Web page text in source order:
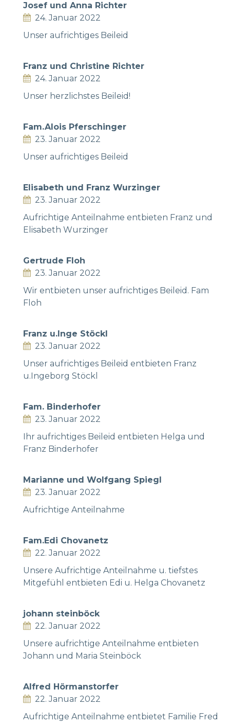
Josef und Anna Richter
24. Januar 2022
Unser aufrichtiges Beileid
Franz und Christine Richter
24. Januar 2022
Unser herzlichstes Beileid!
Fam.Alois Pferschinger
23. Januar 2022
Unser aufrichtiges Beileid
Elisabeth und Franz Wurzinger
23. Januar 2022
Aufrichtige Anteilnahme entbieten Franz und
Elisabeth Wurzinger
Gertrude Floh
23. Januar 2022
Wir entbieten unser aufrichtiges Beileid. Fam
Floh
Franz u.Inge Stöckl
23. Januar 2022
Unser aufrichtiges Beileid entbieten Franz
u.Ingeborg Stöckl
Fam. Binderhofer
23. Januar 2022
Ihr aufrichtiges Beileid entbieten Helga und
Franz Binderhofer
Marianne und Wolfgang Spiegl
23. Januar 2022
Aufrichtige Anteilnahme
Fam.Edi Chovanetz
22. Januar 2022
Unsere Aufrichtige Anteilnahme u. tiefstes
Mitgefühl entbieten Edi u. Helga Chovanetz
johann steinböck
22. Januar 2022
Unsere aufrichtige Anteilnahme entbieten
Johann und Maria Steinböck
Alfred Hörmanstorfer
22. Januar 2022
Aufrichtige Anteilnahme entbietet Familie Fred